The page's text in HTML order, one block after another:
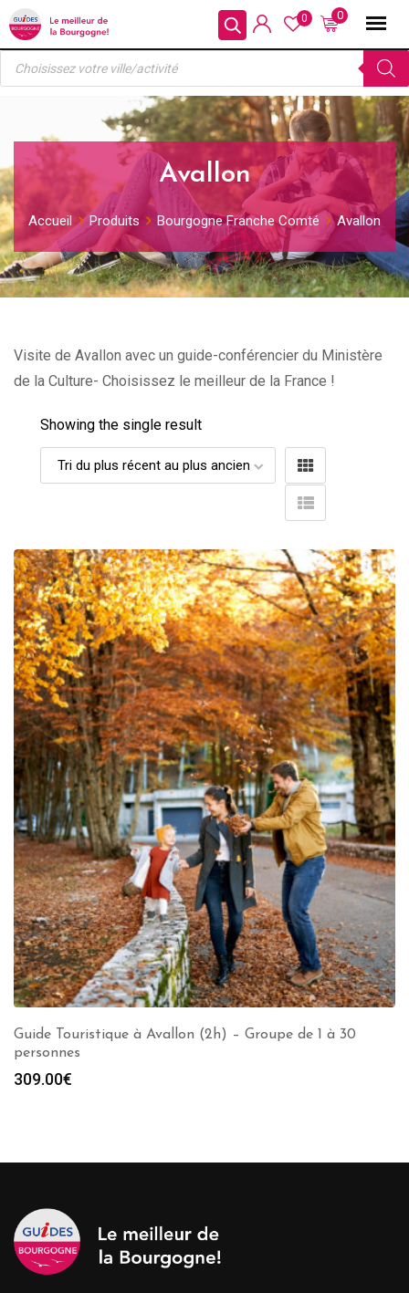
Skip
to
content
0
0
Recherche
produits
Avallon
Accueil Produits Bourgogne Franche Comté Avallon
Visite de Avallon avec un guide-conférencier du Ministère
de la Culture- Choisissez le meilleur de la France !
Showing the single result
Guide Touristique à Avallon (2h) – Groupe de 1 à 30
personnes
309.00€